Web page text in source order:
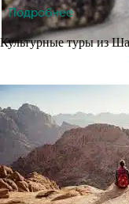
Подробнее
Культурные туры из